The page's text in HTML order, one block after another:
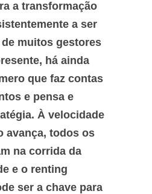
a transformação
a ser
muitos gestores
há ainda
que faz contas
e pensa e
À velocidade
avança, todos os
na corrida da
e o renting
ser a chave para